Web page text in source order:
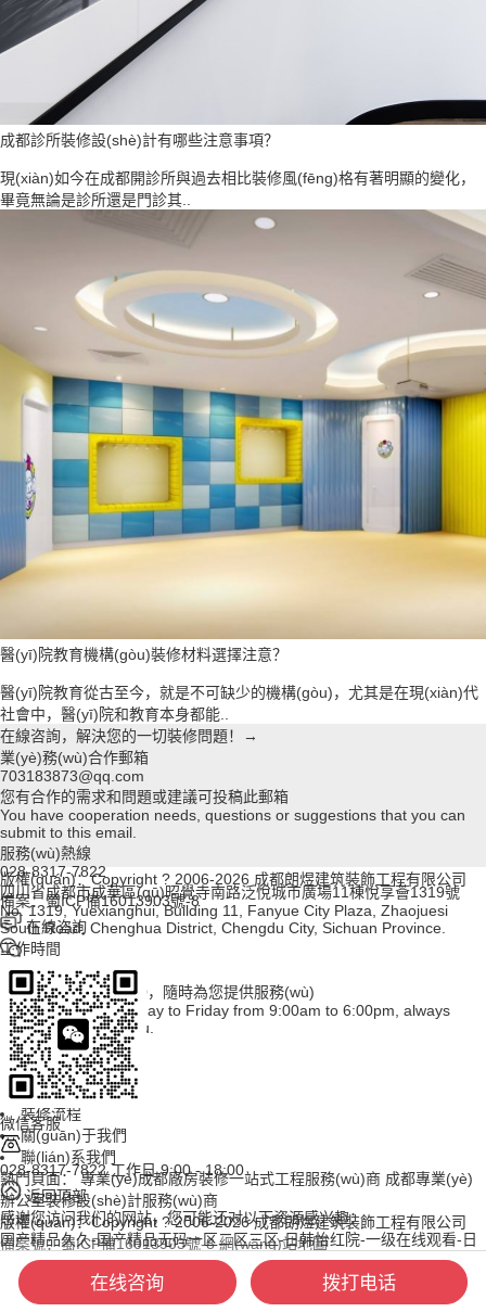
成都診所裝修設(shè)計有哪些注意事項？
現(xiàn)如今在成都開診所與過去相比裝修風(fēng)格有著明顯的變化，
畢竟無論是診所還是門診其..
醫(yī)院教育機構(gòu)裝修材料選擇注意？
醫(yī)院教育從古至今，就是不可缺少的機構(gòu)，尤其是在現(xiàn)代
社會中，醫(yī)院和教育本身都能..
在線咨詢，解決您的一切裝修問題！→
業(yè)務(wù)合作郵箱
703183873@qq.com
您有合作的需求和問題或建議可投稿此郵箱
You have cooperation needs, questions or suggestions that you can
submit to this email.
服務(wù)熱線
028-8317-7822
四川省成都市成華區(qū)昭覺寺南路泛悅城市廣場11棟悅享薈1319號
No. 1319, Yuexianghui, Building 11, Fanyue City Plaza, Zhaojuesi
South Road, Chenghua District, Chengdu City, Sichuan Province.
工作時間
周一至周五
上午09:00~下午18:00，隨時為您提供服務(wù)
Working hours: Monday to Friday from 9:00am to 6:00pm, always
available to serve you.
首頁
裝修案例
裝修百科
裝修流程
關(guān)于我們
聯(lián)系我們
熱門頁面： 專業(yè)成都廠房裝修一站式工程服務(wù)商 成都專業(yè)
辦公室裝修設(shè)計服務(wù)商
版權(quán)：Copyright ? 2006-2026 成都朗煜建筑裝飾工程有限公司
備案號：蜀ICP備16013903號-8 網(wǎng)站地圖
版權(quán)：Copyright ? 2006-2026 成都朗煜建筑裝飾工程有限公司
備案：蜀ICP備16013903號-8
在線咨詢
微信客服
028-8317-7822 工作日 9:00 - 18:00
返回頂部
感谢您访问我们的网站，您可能还对以下资源感兴趣：
国产精品久久-国产精品无码一区二区三区-日韩怡红院-一级在线观看-日
韩有码在线播放-人妻av一区二区三区-91粉色视频-日日爱av-日韩精品极
品-日韩 欧美 中文-国产精品久久久久久无人区-久久中文av-日韩av在线
播-日本久久一级片-日本一区二区三区免费在线观看
在线咨询 拨打电话